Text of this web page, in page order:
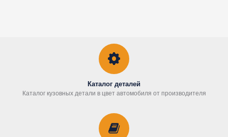
Каталог деталей
Каталог кузовных детали в цвет автомобиля от производителя